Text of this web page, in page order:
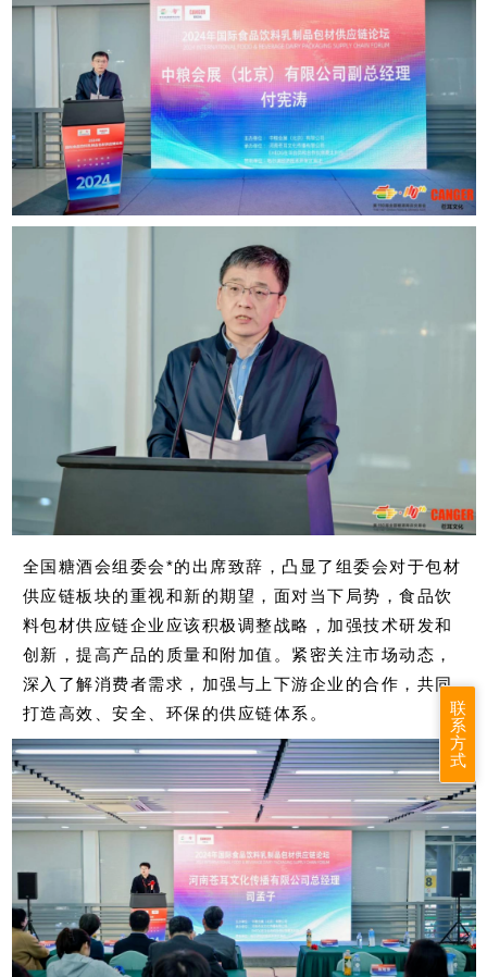
全国糖酒会组委会*的出席致辞，凸显了组委会对于包材
供应链板块的重视和新的期望，面对当下局势，食品饮
料包材供应链企业应该积极调整战略，加强技术研发和
创新，提高产品的质量和附加值。紧密关注市场动态，
深入了解消费者需求，加强与上下游企业的合作，共同
打造高效、安全、环保的供应链体系。
联
系
方
式